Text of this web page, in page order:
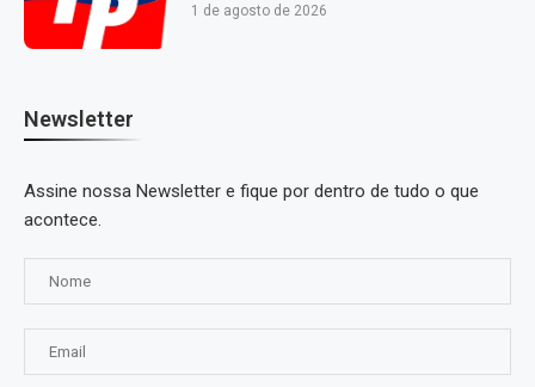
1 de agosto de 2026
Newsletter
Assine nossa Newsletter e fique por dentro de tudo o que
acontece.